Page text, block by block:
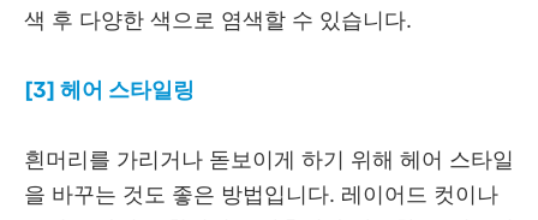
색 후 다양한 색으로 염색할 수 있습니다.
[3] 헤어 스타일링
흰머리를 가리거나 돋보이게 하기 위해 헤어 스타일
을 바꾸는 것도 좋은 방법입니다. 레이어드 컷이나